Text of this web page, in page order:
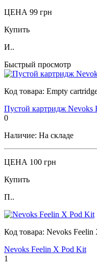
ЦЕНА 99 грн
Купить
И..
Быстрый просмотр
Код товара: Empty
Пустой картридж Nevoks
0
Наличие: На складе
ЦЕНА 100 грн
Купить
П..
Код товара: Nevoks Feelin
Nevoks Feelin X Pod Kit
1